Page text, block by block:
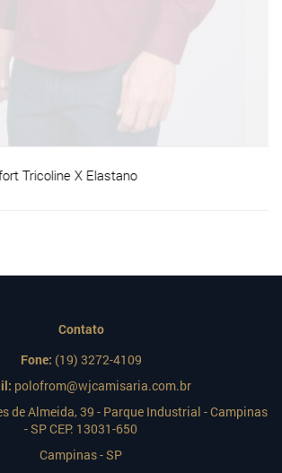
Tricoline X Elastano
Contato
Fone: (19) 3272-4109
polofrom@wjcamisaria.com.br
de Almeida, 39 - Parque Industrial - Campinas
- SP CEP: 13031-650
Campinas - SP